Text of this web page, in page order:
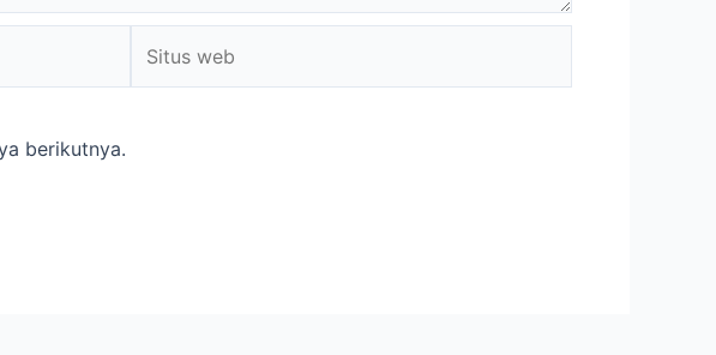
web
berikutnya.